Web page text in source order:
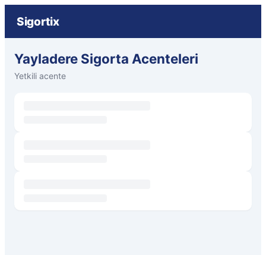
Sigortix
Yayladere Sigorta Acenteleri
Yetkili acente